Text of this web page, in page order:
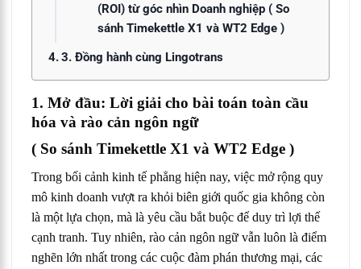
(ROI) từ góc nhìn Doanh nghiệp ( So
sánh Timekettle X1 và WT2 Edge )
3. Đồng hành cùng Lingotrans
1. Mở đầu: Lời giải cho bài toán toàn cầu
hóa và rào cản ngôn ngữ
( So sánh Timekettle X1 và WT2 Edge )
Trong bối cảnh kinh tế phẳng hiện nay, việc mở rộng quy
mô kinh doanh vượt ra khỏi biên giới quốc gia không còn
là một lựa chọn, mà là yêu cầu bắt buộc để duy trì lợi thế
cạnh tranh. Tuy nhiên, rào cản ngôn ngữ vẫn luôn là điểm
nghẽn lớn nhất trong các cuộc đàm phán thương mại, các